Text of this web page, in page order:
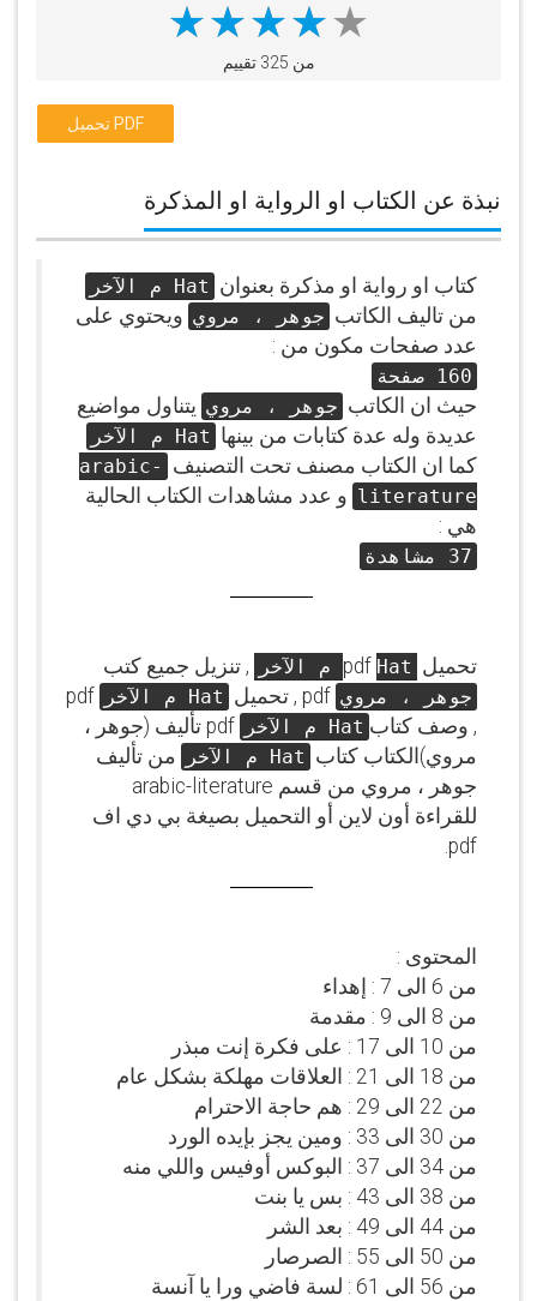
من 325 تقييم
تحميل PDF
نبذة عن الكتاب او الرواية او المذكرة
كتاب او رواية او مذكرة بعنوان Hat م الآخر
من تاليف الكاتب جوهر ، مروي ويحتوي على
عدد صفحات مكون من :
160 صفحة
حيث ان الكاتب جوهر ، مروي يتناول مواضيع
عديدة وله عدة كتابات من بينها Hat م الآخر
كما ان الكتاب مصنف تحت التصنيف
arabic-
literature و عدد مشاهدات الكتاب الحالية
هي :
37 مشاهدة
تحميل pdf Hat م الآخر , تنزيل جميع كتب
جوهر ، مروي Hat م الآخر
pdf
, وصف كتاب Hat م الآخر
pdf تأليف (جوهر ،
مروي)الكتاب كتاب Hat م الآخر
من تأليف
جوهر ، مروي من قسم arabic-literature
للقراءة أون لاين أو التحميل بصيغة بي دي اف
pdf.
المحتوى :
من 6 الى 7 : إهداء
من 8 الى 9 : مقدمة
من 10 الى 17 : على فكرة إنت مبذر
من 18 الى 21 : العلاقات مهلكة بشكل عام
من 22 الى 29 : هم حاجة الاحترام
من 30 الى 33 : ومين يجز بإيده الورد
من 34 الى 37 : البوكس أوفيس واللي منه
من 38 الى 43 : بس يا بنت
من 44 الى 49 : بعد الشر
من 50 الى 55 : الصرصار
من 56 الى 61 : لسة فاضي ورا يا آنسة